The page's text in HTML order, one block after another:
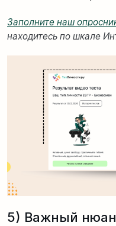
Заполните наш
находитесь по шкале
5) Важный